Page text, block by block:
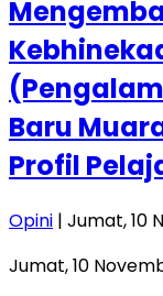
Baru
Profil
Opini | Jumat, 10
Jumat, 10